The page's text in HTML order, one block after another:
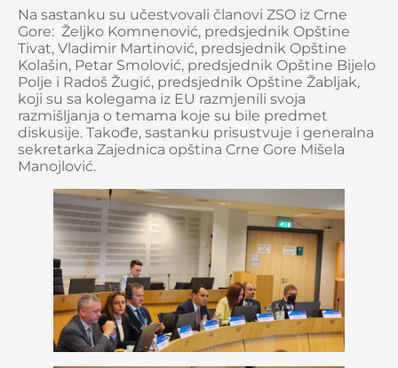
Na sastanku su učestvovali članovi ZSO iz Crne
Gore: Željko Komnenović, predsjednik Opštine
Tivat, Vladimir Martinović, predsjednik Opštine
Kolašin, Petar Smolović, predsjednik Opštine Bijelo
Polje i Radoš Žugić, predsjednik Opštine Žabljak,
koji su sa kolegama iz EU razmjenili svoja
razmišljanja o temama koje su bile predmet
diskusije. Takođe, sastanku prisustvuje i generalna
sekretarka Zajednica opština Crne Gore Mišela
Manojlović.